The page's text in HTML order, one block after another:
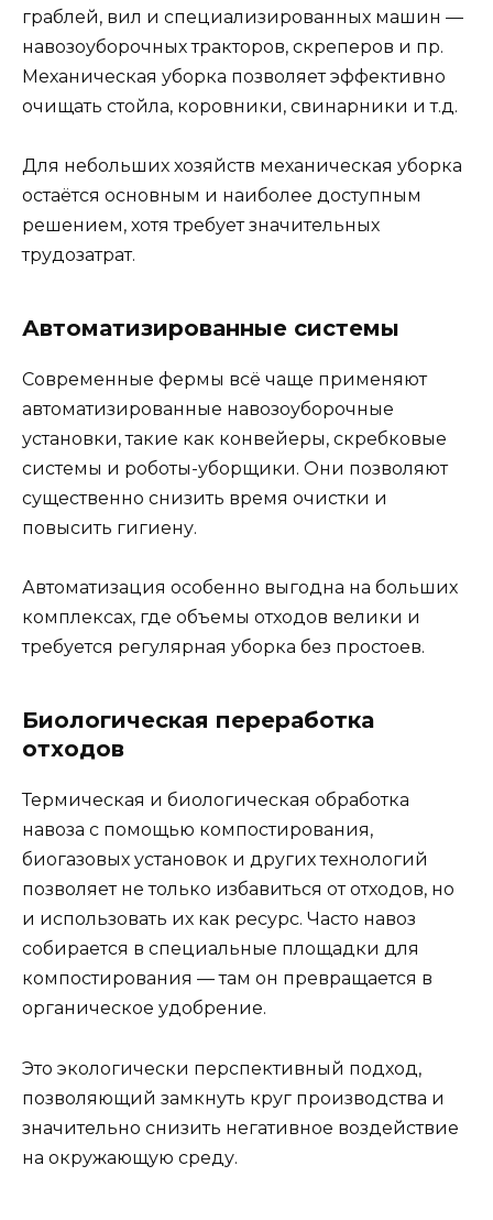
граблей, вил и специализированных машин —
навозоуборочных тракторов, скреперов и пр.
Механическая уборка позволяет эффективно
очищать стойла, коровники, свинарники и т.д.
Для небольших хозяйств механическая уборка
остаётся основным и наиболее доступным
решением, хотя требует значительных
трудозатрат.
Автоматизированные системы
Современные фермы всё чаще применяют
автоматизированные навозоуборочные
установки, такие как конвейеры, скребковые
системы и роботы-уборщики. Они позволяют
существенно снизить время очистки и
повысить гигиену.
Автоматизация особенно выгодна на больших
комплексах, где объемы отходов велики и
требуется регулярная уборка без простоев.
Биологическая переработка
отходов
Термическая и биологическая обработка
навоза с помощью компостирования,
биогазовых установок и других технологий
позволяет не только избавиться от отходов, но
и использовать их как ресурс. Часто навоз
собирается в специальные площадки для
компостирования — там он превращается в
органическое удобрение.
Это экологически перспективный подход,
позволяющий замкнуть круг производства и
значительно снизить негативное воздействие
на окружающую среду.